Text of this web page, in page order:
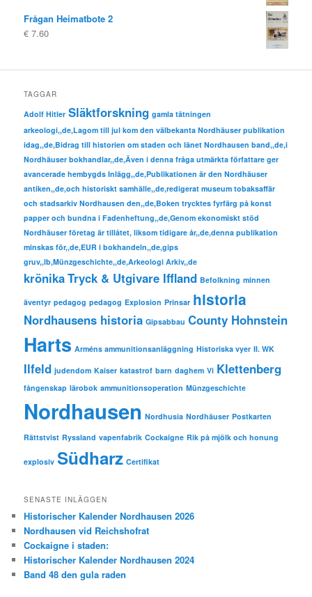
Frågan Heimatbote 2
€ 7.60
TAGGAR
Adolf Hitler Släktforskning gamla tätningen
arkeologi,,de,Lagom till jul kom den välbekanta Nordhäuser publikation
idag,,de,Bidrag till historien om staden och länet Nordhausen band,,de,i
Nordhäuser bokhandlar,,de,Även i denna fråga utmärkta författare ger
avancerade hembygds Inlägg,,de,Publikationen är den Nordhäuser
antiken,,de,och historiskt samhälle,,de,redigerat museum tobaksaffär
och stadsarkiv Nordhausen den,,de,Boken trycktes fyrfärg på konst
papper och bundna i Fadenheftung,,de,Genom ekonomiskt stöd
Nordhäuser företag är tillåtet, liksom tidigare år,,de,denna publikation
minskas för,,de,EUR i bokhandeln,,de,gips
gruv,,lb,Münzgeschichte,,de,Arkeologi Arkiv,,de
krönikaTryck & Utgivare Iffland Befolkning minnen
äventyr pedagog pedagog Explosion Prinsar historia
Nordhausens historia Gipsabbau County Hohnstein
Harts Arméns ammunitionsanläggning Historiska vyer II. WK
Ilfeld judendom Kaiser katastrof barn daghem Vi Klettenberg
fångenskap lärobok ammunitionsoperation Münzgeschichte
Nordhausen Nordhusia Nordhäuser Postkarten
Rättstvist Ryssland vapenfabrik Cockaigne Rik på mjölk och honung
explosiv Südharz Certifikat
SENASTE INLÄGGEN
Historischer Kalender Nordhausen 2026
Nordhausen vid Reichshofrat
Cockaigne i staden:
Historischer Kalender Nordhausen 2024
Band 48 den gula raden